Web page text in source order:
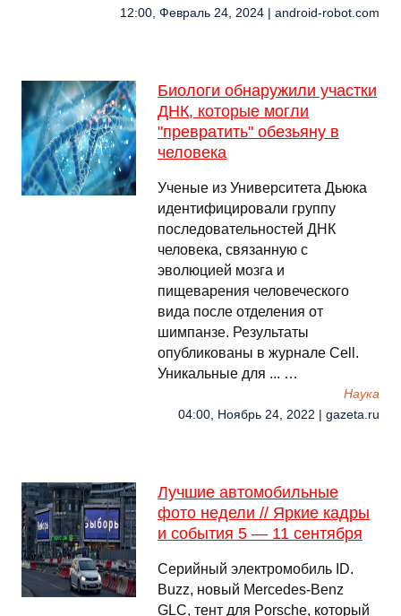
12:00, Февраль 24, 2024 | android-robot.com
Биологи обнаружили участки
ДНК, которые могли
"превратить" обезьяну в
человека
Ученые из Университета Дьюка
идентифицировали группу
последовательностей ДНК
человека, связанную с
эволюцией мозга и
пищеварения человеческого
вида после отделения от
шимпанзе. Результаты
опубликованы в журнале Cell.
Уникальные для ... …
Наука
04:00, Ноябрь 24, 2022 | gazeta.ru
Лучшие автомобильные
фото недели // Яркие кадры
и события 5 — 11 сентября
Серийный электромобиль ID.
Buzz, новый Mercedes-Benz
GLC, тент для Porsche, который